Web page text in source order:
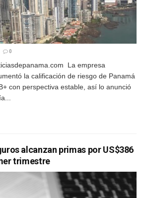
0
La empresa
la calificación de riesgo de Panamá
con perspectiva estable, así lo anunció
alcanzan primas por US$386
trimestre